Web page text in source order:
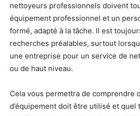
nettoyeurs professionnels doivent
équipement professionnel et un
formé, adapté à la tâche. Il est
recherches préalables, surtout
une entreprise pour un service de
ou de haut niveau.
Cela vous permettra de comprendre
d’équipement doit être utilisé et quel